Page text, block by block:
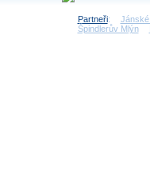
Partneři:
Špindlerův Mlýn